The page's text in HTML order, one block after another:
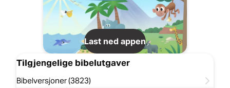
Last ned appen
Tilgjengelige bibelutgaver
Bibelversjoner (3823)